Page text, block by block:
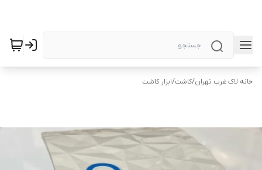
خانه لاک غرب تهران/کاشت/ابزار کاشت